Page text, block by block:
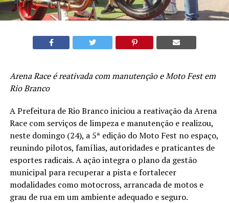
Arena Race é reativada com manutenção e Moto Fest em
Rio Branco
A Prefeitura de Rio Branco iniciou a reativação da Arena
Race com serviços de limpeza e manutenção e realizou,
neste domingo (24), a 5ª edição do Moto Fest no espaço,
reunindo pilotos, famílias, autoridades e praticantes de
esportes radicais. A ação integra o plano da gestão
municipal para recuperar a pista e fortalecer
modalidades como motocross, arrancada de motos e
grau de rua em um ambiente adequado e seguro.